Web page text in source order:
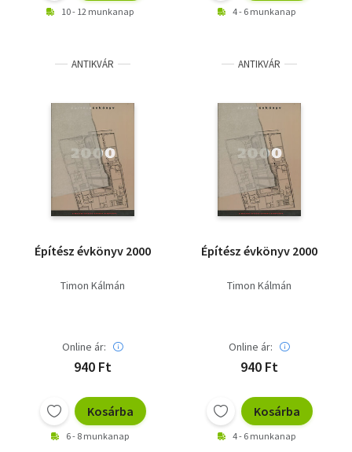
10 - 12 munkanap 4 - 6 munkanap
ANTIKVÁR
Építész évkönyv 2000
Timon Kálmán
Online ár:
940 Ft
Kosárba
6 - 8 munkanap
ANTIKVÁR
Építész évkönyv 2000
Timon Kálmán
Online ár:
940 Ft
Kosárba
4 - 6 munkanap